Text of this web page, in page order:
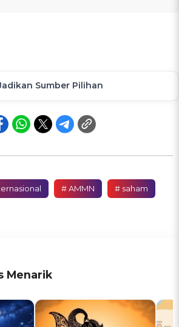
Sumber Pilihan
# AMMN # saham
Menarik